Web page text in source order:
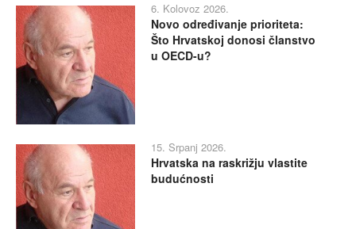
6. Kolovoz 2026.
Novo određivanje prioriteta:
Što Hrvatskoj donosi članstvo
u OECD-u?
15. Srpanj 2026.
Hrvatska na raskrižju vlastite
budućnosti